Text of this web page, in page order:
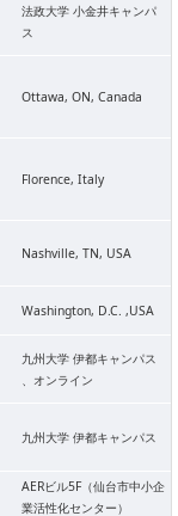
法政大学 小金井キャンパ
ス
Ottawa, ON, Canada
Florence, Italy
Nashville, TN, USA
Washington, D.C. ,USA
九州大学 伊都キャンパス
、オンライン
九州大学 伊都キャンパス
AERビル5F（仙台市中小企
業活性化センター）